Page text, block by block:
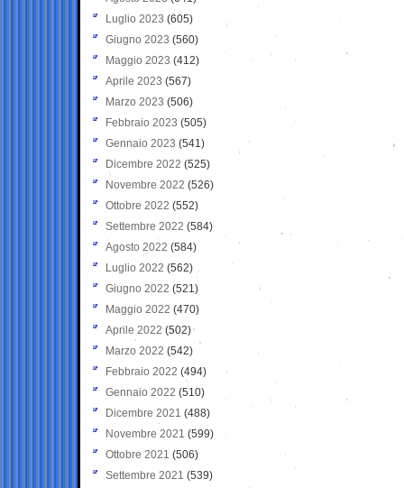
Luglio 2023 (605)
Giugno 2023 (560)
Maggio 2023 (412)
Aprile 2023 (567)
Marzo 2023 (506)
Febbraio 2023 (505)
Gennaio 2023 (541)
Dicembre 2022 (525)
Novembre 2022 (526)
Ottobre 2022 (552)
Settembre 2022 (584)
Agosto 2022 (584)
Luglio 2022 (562)
Giugno 2022 (521)
Maggio 2022 (470)
Aprile 2022 (502)
Marzo 2022 (542)
Febbraio 2022 (494)
Gennaio 2022 (510)
Dicembre 2021 (488)
Novembre 2021 (599)
Ottobre 2021 (506)
Settembre 2021 (539)